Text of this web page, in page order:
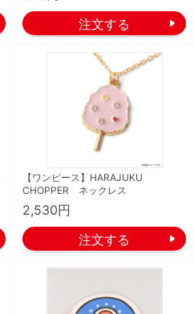
【ワンピース】HARAJUKU
CHOPPER ネックレス
2,530円